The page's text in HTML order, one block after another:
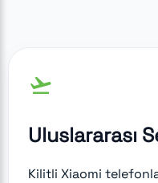
Uluslararası
Kilitli Xiaomi